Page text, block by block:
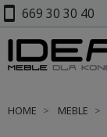
smartphone 669 30 30 40
HOME MEBLE